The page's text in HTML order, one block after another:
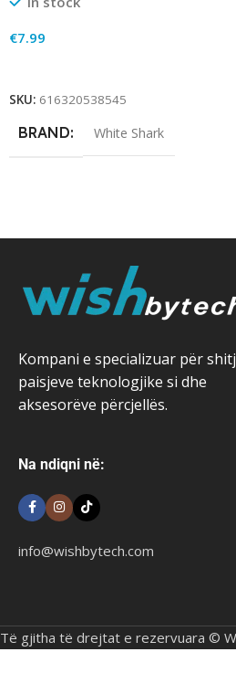
€7.99
SKU: 616320538545
BRAND White Shark
Kompani e specializuar për
paisjeve teknologjike si dhe
aksesorëve përcjellës.
Na ndiqni në:
info@wishbytech.com
Të gjitha të drejtat e rezervuara ©